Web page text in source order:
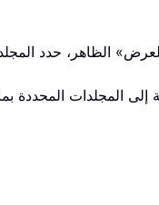
المجلدات المحددة